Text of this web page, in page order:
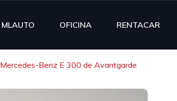
MLAUTO OFICINA RENTACAR
Mercedes-Benz E 300 de Avantgarde